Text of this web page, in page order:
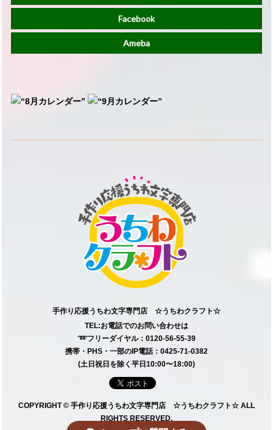
Facebook
Ameba
手作り応援うちわ文字専門店 ☆うちわクラフト☆
TEL:お電話でのお問い合わせは
➿フリーダイヤル：0120-56-55-39
携帯・PHS・一部のIP電話：0425-71-0382
(土日祝日を除く平日10:00〜18:00)
COPYRIGHT © 手作り応援うちわ文字専門店 ☆うちわクラフト☆ ALL
RIGHTS RESERVED.